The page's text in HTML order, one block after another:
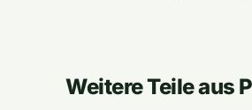
Weitere Teile aus